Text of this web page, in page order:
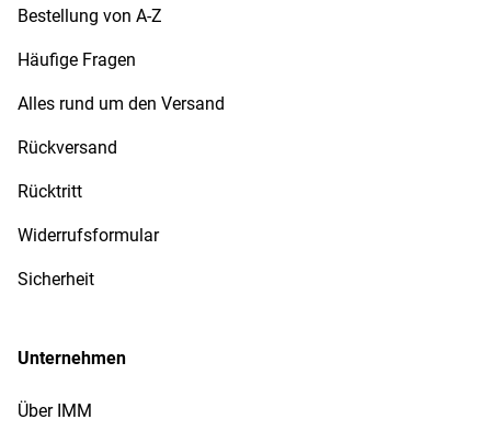
Bestellung von A-Z
Häufige Fragen
Alles rund um den Versand
Rückversand
Rücktritt
Widerrufsformular
Sicherheit
Unternehmen
Über IMM